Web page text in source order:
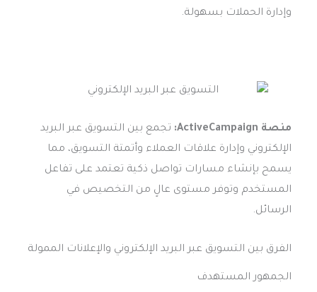
وإدارة الحملات بسهولة.
منصة ActiveCampaign:
تجمع بين التسويق عبر البريد
الإلكتروني وإدارة علاقات العملاء وأتمتة التسويق، مما
يسمح بإنشاء مسارات تواصل ذكية تعتمد على تفاعل
المستخدم وتوفر مستوى عالٍ من التخصيص في
الرسائل.
الفرق بين التسويق عبر البريد الإلكتروني والإعلانات الممولة
الجمهور المستهدف